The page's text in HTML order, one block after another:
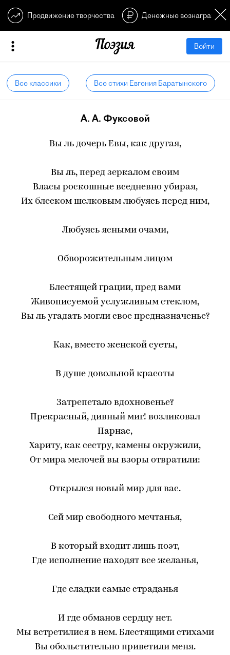
Продвижение творчества Денежные
Войти
Все классики Все стихи Евгения Баратынского
А. А. Фуксовой
Вы ль дочерь Евы, как другая,
Вы ль, перед зеркалом своим
Власы роскошные вседневно убирая,
Их блеском шелковым любуясь перед ним,
Любуясь ясными очами,
Обворожительным лицом
Блестящей грации, пред вами
Живописуемой услужливым стеклом,
Вы ль угадать могли свое предназначенье?
Как, вместо женской суеты,
В душе довольной красоты
Затрепетало вдохновенье?
Прекрасный, дивный миг! возликовал
Парнас,
Хариту, как сестру, камены окружили,
От мира мелочей вы взоры отвратили:
Открылся новый мир для вас.
Сей мир свободного мечтанья,
В который входит лишь поэт,
Где исполнение находят все желанья,
Где сладки самые страданья
И где обманов сердцу нет.
Мы встретилися в нем. Блестящими стихами
Вы обольстительно приветили меня.